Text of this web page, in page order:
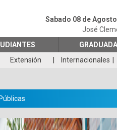
Sabado 08 de
José
Extensión Internacionales